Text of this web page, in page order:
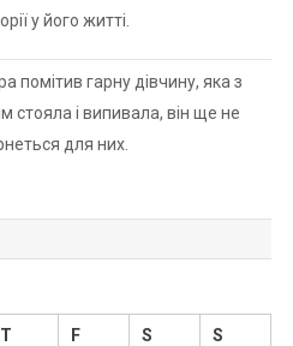
у його житті.
помітив гарну дівчину, яка з
і випивала, він ще не
для них.
T F S S